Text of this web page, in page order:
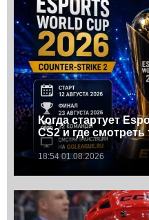
Когда стартует
CS2 и где
18:54 01.08.2026